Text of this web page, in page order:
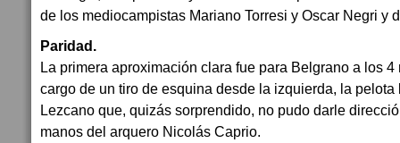
de los mediocampistas Mariano Torresi y Oscar Negri y
Paridad.
La primera aproximación clara fue para Belgrano a los
cargo de un tiro de esquina desde la izquierda, la
Lezcano que, quizás sorprendido, no pudo darle
manos del arquero Nicolás Caprio.